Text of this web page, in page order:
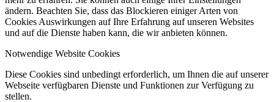
ändern. Beachten Sie, dass das Blockieren einiger Arten von
Cookies Auswirkungen auf Ihre Erfahrung auf unseren Websites
und auf die Dienste haben kann, die wir anbieten können.
Notwendige Website Cookies
Diese Cookies sind unbedingt erforderlich, um Ihnen die auf unserer
Webseite verfügbaren Dienste und Funktionen zur Verfügung zu
stellen.